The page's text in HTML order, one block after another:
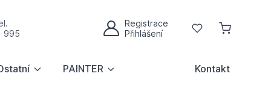
995
Registrace
Přihlášení
Oblíbené
PAINTER Kontakt